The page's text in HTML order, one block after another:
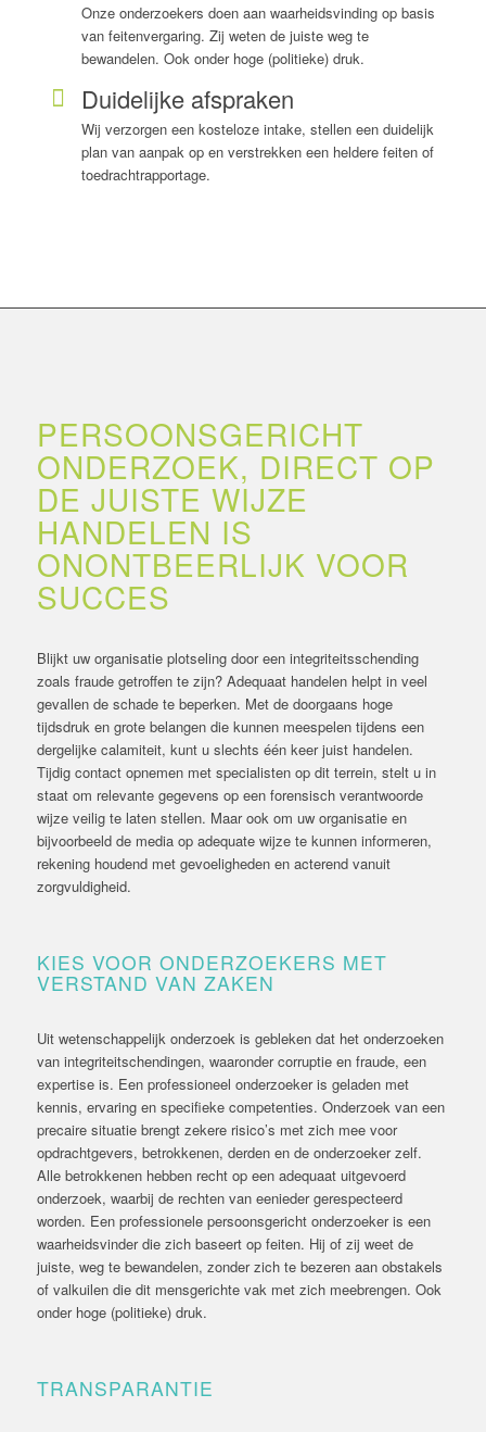
Onze onderzoekers doen aan waarheidsvinding op basis
van feitenvergaring. Zij weten de juiste weg te
bewandelen. Ook onder hoge (politieke) druk.
Duidelijke afspraken
Wij verzorgen een kosteloze intake, stellen een duidelijk
plan van aanpak op en verstrekken een heldere feiten of
toedrachtrapportage.
PERSOONSGERICHT
ONDERZOEK, DIRECT OP
DE JUISTE WIJZE
HANDELEN IS
ONONTBEERLIJK VOOR
SUCCES
Blijkt uw organisatie plotseling door een integriteitsschending
zoals fraude getroffen te zijn? Adequaat handelen helpt in veel
gevallen de schade te beperken. Met de doorgaans hoge
tijdsdruk en grote belangen die kunnen meespelen tijdens een
dergelijke calamiteit, kunt u slechts één keer juist handelen.
Tijdig contact opnemen met specialisten op dit terrein, stelt u in
staat om relevante gegevens op een forensisch verantwoorde
wijze veilig te laten stellen. Maar ook om uw organisatie en
bijvoorbeeld de media op adequate wijze te kunnen informeren,
rekening houdend met gevoeligheden en acterend vanuit
zorgvuldigheid.
KIES VOOR ONDERZOEKERS MET
VERSTAND VAN ZAKEN
Uit wetenschappelijk onderzoek is gebleken dat het onderzoeken
van integriteitschendingen, waaronder corruptie en fraude, een
expertise is. Een professioneel onderzoeker is geladen met
kennis, ervaring en specifieke competenties. Onderzoek van een
precaire situatie brengt zekere risico’s met zich mee voor
opdrachtgevers, betrokkenen, derden en de onderzoeker zelf.
Alle betrokkenen hebben recht op een adequaat uitgevoerd
onderzoek, waarbij de rechten van eenieder gerespecteerd
worden. Een professionele persoonsgericht onderzoeker is een
waarheidsvinder die zich baseert op feiten. Hij of zij weet de
juiste, weg te bewandelen, zonder zich te bezeren aan obstakels
of valkuilen die dit mensgerichte vak met zich meebrengen. Ook
onder hoge (politieke) druk.
TRANSPARANTIE